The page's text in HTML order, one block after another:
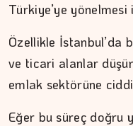
Türkiye’ye
Özellikle İstanbul’da
ve ticari alanlar
emlak sektörüne
Eğer bu süreç doğru